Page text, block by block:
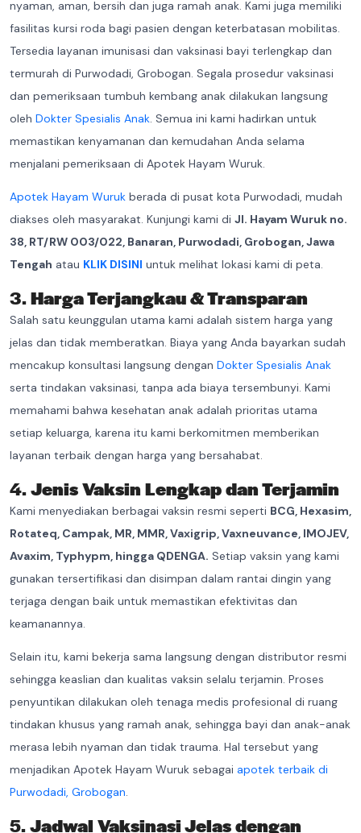
nyaman, aman, bersih dan juga ramah anak. Kami juga memiliki
fasilitas kursi roda bagi pasien dengan keterbatasan mobilitas.
Tersedia layanan imunisasi dan vaksinasi bayi terlengkap dan
termurah di Purwodadi, Grobogan. Segala prosedur vaksinasi
dan pemeriksaan tumbuh kembang anak dilakukan langsung
oleh Dokter Spesialis Anak. Semua ini kami hadirkan untuk
memastikan kenyamanan dan kemudahan Anda selama
menjalani pemeriksaan di Apotek Hayam Wuruk.
Apotek Hayam Wuruk berada di pusat kota Purwodadi, mudah
diakses oleh masyarakat. Kunjungi kami di Jl. Hayam Wuruk no.
38, RT/RW 003/022, Banaran, Purwodadi, Grobogan, Jawa
Tengah atau KLIK DISINI untuk melihat lokasi kami di peta.
3.Harga Terjangkau & Transparan
Salah satu keunggulan utama kami adalah sistem harga yang
jelas dan tidak memberatkan. Biaya yang Anda bayarkan sudah
mencakup konsultasi langsung dengan Dokter Spesialis Anak
serta tindakan vaksinasi, tanpa ada biaya tersembunyi. Kami
memahami bahwa kesehatan anak adalah prioritas utama
setiap keluarga, karena itu kami berkomitmen memberikan
layanan terbaik dengan harga yang bersahabat.
4.Jenis Vaksin Lengkap dan Terjamin
Kami menyediakan berbagai vaksin resmi seperti BCG, Hexasim,
Rotateq, Campak, MR, MMR, Vaxigrip, Vaxneuvance, IMOJEV,
Avaxim, Typhypm, hingga QDENGA. Setiap vaksin yang kami
gunakan tersertifikasi dan disimpan dalam rantai dingin yang
terjaga dengan baik untuk memastikan efektivitas dan
keamanannya.
Selain itu, kami bekerja sama langsung dengan distributor resmi
sehingga keaslian dan kualitas vaksin selalu terjamin. Proses
penyuntikan dilakukan oleh tenaga medis profesional di ruang
tindakan khusus yang ramah anak, sehingga bayi dan anak-anak
merasa lebih nyaman dan tidak trauma. Hal tersebut yang
menjadikan Apotek Hayam Wuruk sebagai apotek terbaik di
Purwodadi, Grobogan.
5.Jadwal Vaksinasi Jelas dengan